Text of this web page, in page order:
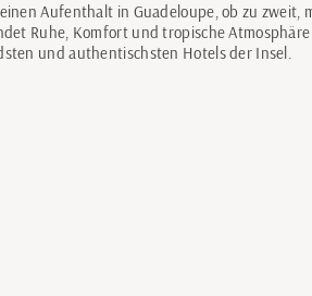
Aufenthalt in Guadeloupe, ob zu zweit,
Ruhe, Komfort und tropische
und authentischsten Hotels der Insel.